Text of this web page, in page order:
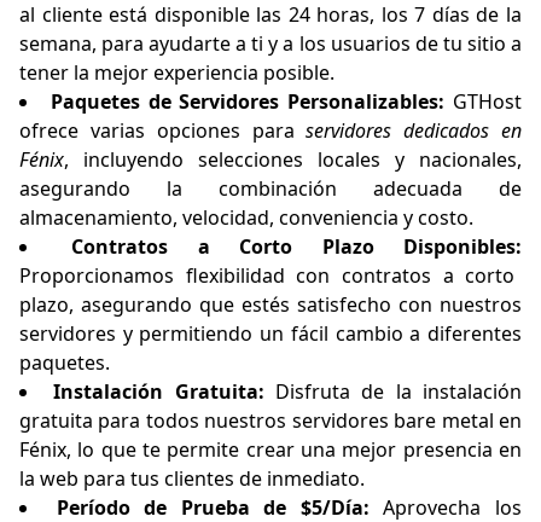
al cliente está disponible las 24 horas, los 7 días de la
semana, para ayudarte a ti y a los usuarios de tu sitio a
tener la mejor experiencia posible.
Paquetes de Servidores Personalizables: GTHost
ofrece varias opciones paraservidores dedicados en
Fénix, incluyendo selecciones locales y nacionales,
asegurando la combinación adecuada de
almacenamiento, velocidad, conveniencia y costo.
Contratos a Corto Plazo Disponibles:
Proporcionamos flexibilidad con contratos a corto
plazo, asegurando que estés satisfecho con nuestros
servidores y permitiendo un fácil cambio a diferentes
paquetes.
Instalación Gratuita: Disfruta de la instalación
gratuita para todos nuestros servidores bare metal en
Fénix, lo que te permite crear una mejor presencia en
la web para tus clientes de inmediato.
Período de Prueba de $5/Día: Aprovecha los